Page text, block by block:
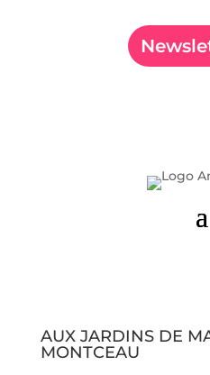
AUX JARDINS DE
MONTCEAU